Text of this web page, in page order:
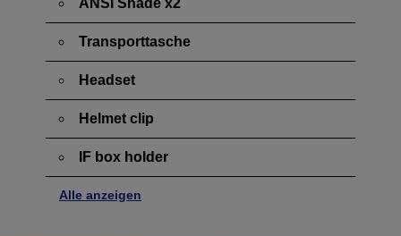
ANSI Shade x2
Transporttasche
Headset
Helmet clip
IF box holder
Alle anzeigen